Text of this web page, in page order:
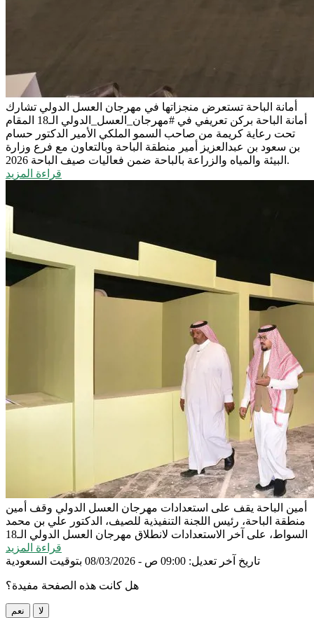
أمانة الباحة تستعرض منجزاتها في مهرجان العسل الدولي تشارك
أمانة الباحة بركن تعريفي في #مهرجان_العسل_الدولي الـ18 المقام
تحت رعاية كريمة من صاحب السمو الملكي الأمير الدكتور حسام
بن سعود بن عبدالعزيز أمير منطقة الباحة وبالتعاون مع فرع وزارة
البيئة والمياه والزراعة بالباحة ضمن فعاليات صيف الباحة 2026.
قراءة المزيد
أمين الباحة يقف على استعدادات مهرجان العسل الدولي وقف أمين
منطقة الباحة، رئيس اللجنة التنفيذية للصيف، الدكتور علي بن محمد
السواط، على آخر الاستعدادات لانطلاق مهرجان العسل الدولي الـ18
قراءة المزيد
تاريخ آخر تعديل: 09:00 ص - 08/03/2026 بتوقيت السعودية
هل كانت هذه الصفحة مفيدة؟
نعم لا